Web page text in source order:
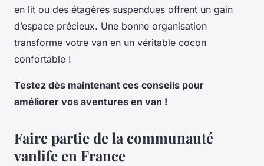
en lit ou des étagères suspendues offrent un gain
d’espace précieux. Une bonne organisation
transforme votre van en un véritable cocon
confortable !
Testez dès maintenant ces conseils pour
améliorer vos aventures en van !
Faire partie de la communauté
vanlife en France